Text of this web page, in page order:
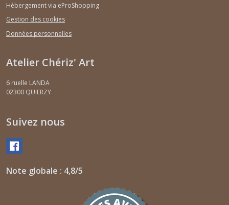
Hébergement via eProShopping
Gestion des cookies
Données personnelles
Atelier Chériz' Art
6 ruelle LANDA
02300 QUIERZY
Suivez nous
Note globale : 4,8/5